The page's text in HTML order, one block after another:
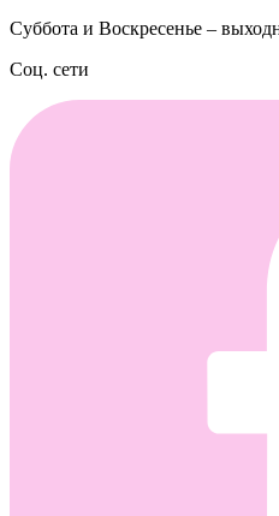
Суббота и Воскресенье –
Соц. сети